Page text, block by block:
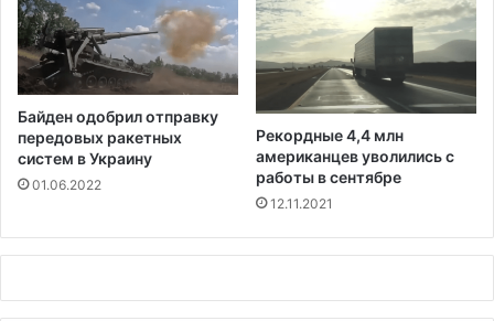
т
в
а
ж
и
л
ь
я
в
с
м
а
б
л
и
Байден одобрил отправку
передовых ракетных
систем в Украину
01.06.2022
Рекордные 4,4 млн
американцев уволились с
работы в сентябре
12.11.2021